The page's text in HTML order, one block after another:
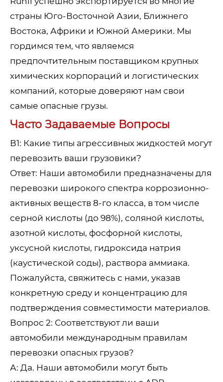
страны Юго-Восточной Азии, Ближнего
Востока, Африки и Южной Америки. Мы
гордимся тем, что являемся
предпочтительным поставщиком крупных
химических корпораций и логистических
компаний, которые доверяют нам свои
самые опасные грузы.
Часто Задаваемые Вопросы
В1: Какие типы агрессивных жидкостей могут
перевозить ваши грузовики?
Ответ: Наши автомобили предназначены для
перевозки широкого спектра коррозионно-
активных веществ 8-го класса, в том числе
серной кислоты (до 98%), соляной кислоты,
азотной кислоты, фосфорной кислоты,
уксусной кислоты, гидроксида натрия
(каустической соды), раствора аммиака.
Пожалуйста, свяжитесь с нами, указав
конкретную среду и концентрацию для
подтверждения совместимости материалов.
Вопрос 2: Соответствуют ли ваши
автомобили международным правилам
перевозки опасных грузов?
А: Да. Наши автомобили могут быть